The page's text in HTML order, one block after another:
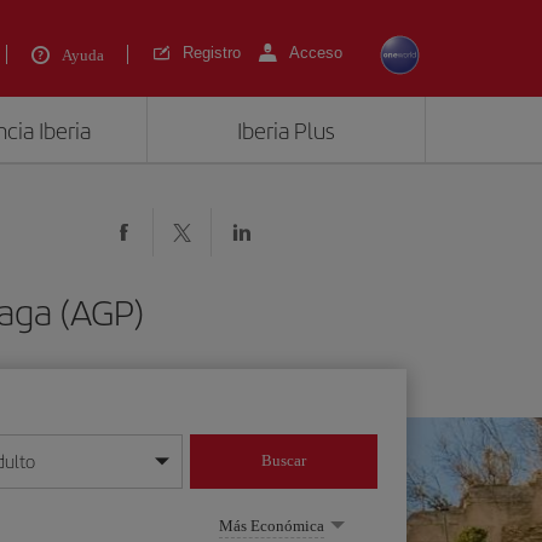
Ayuda Registro Acceso
Iberia Iberia Plus
(AGP)
mes/año
Buscar
Más Económica